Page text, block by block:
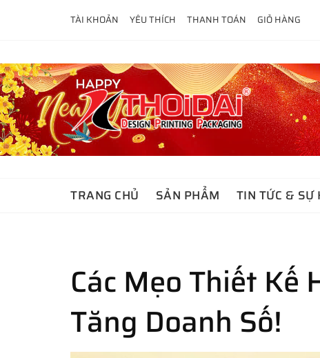
TÀI KHOẢN YÊU THÍCH THANH TOÁN GIỎ HÀNG
TRANG CHỦ SẢN PHẨM TIN TỨC & SỰ
Các Mẹo Thiết
Tăng Doanh Số!